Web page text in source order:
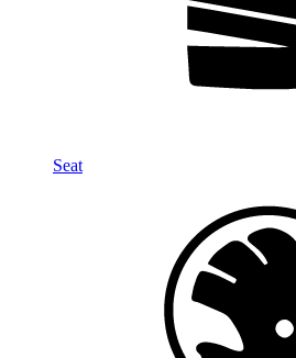
Seat